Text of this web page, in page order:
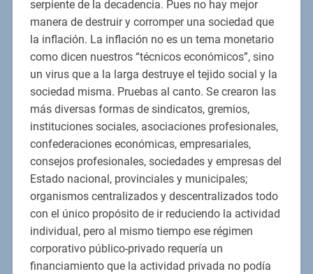
serpiente de la decadencia. Pues no hay mejor
manera de destruir y corromper una sociedad que
la inflación. La inflación no es un tema monetario
como dicen nuestros “técnicos económicos”, sino
un virus que a la larga destruye el tejido social y la
sociedad misma. Pruebas al canto. Se crearon las
más diversas formas de sindicatos, gremios,
instituciones sociales, asociaciones profesionales,
confederaciones económicas, empresariales,
consejos profesionales, sociedades y empresas del
Estado nacional, provinciales y municipales;
organismos centralizados y descentralizados todo
con el único propósito de ir reduciendo la actividad
individual, pero al mismo tiempo ese régimen
corporativo público-privado requería un
financiamiento que la actividad privada no podía